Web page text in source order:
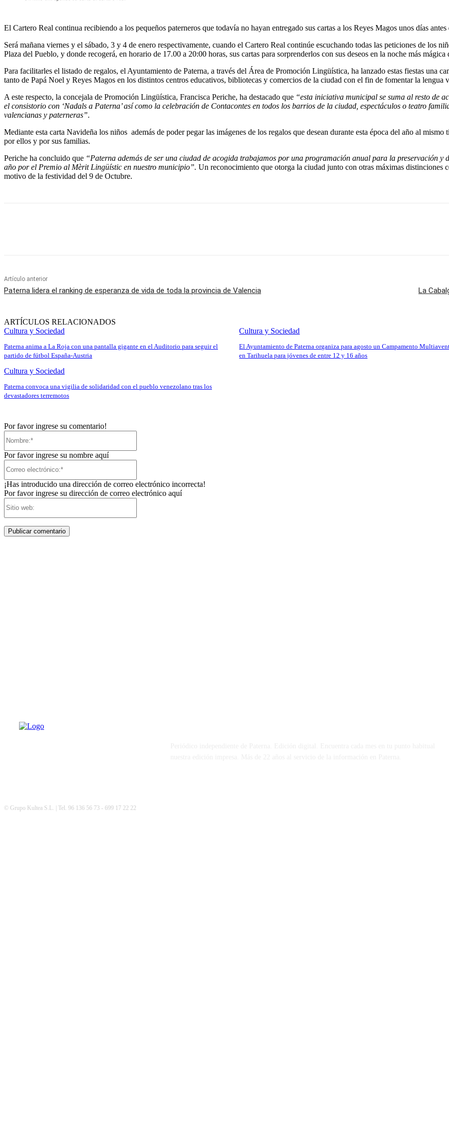
El Cartero Real continua recibiendo a los pequeños paterneros que todavía no hayan entregado sus cartas a los Reyes Magos unos días
Será mañana viernes y el sábado, 3 y 4 de enero respectivamente, cuando el Cartero Real continúe escuchando todas las peticiones de los
Plaza del Pueblo, y donde recogerá, en horario de 17.00 a 20:00 horas, sus cartas para sorprenderlos con sus deseos en la noche más mágica
Para facilitarles el listado de regalos, el Ayuntamiento de Paterna, a través del Área de Promoción Lingüística, ha lanzado estas fiestas una
tanto de Papá Noel y Reyes Magos en los distintos centros educativos, bibliotecas y comercios de la ciudad con el fin de fomentar la lengua
A este respecto, la concejala de Promoción Lingüística, Francisca Periche, ha destacado que “esta iniciativa municipal se suma al resto de
el consistorio con ‘Nadals a Paterna’ así como la celebración de Contacontes en todos los barrios de la ciudad, espectáculos o teatro
valencianas y paterneras”.
Mediante esta carta Navideña los niños además de poder pegar las imágenes de los regalos que desean durante esta época del año al
por ellos y por sus familias.
Periche ha concluido que “Paterna además de ser una ciudad de acogida trabajamos por una programación anual para la preservación y
año por el Premio al Mèrit Lingüístic en nuestro municipio”. Un reconocimiento que otorga la ciudad junto con otras máximas
motivo de la festividad del 9 de Octubre.
Artículo anterior
Paterna lidera el ranking de esperanza de vida de toda la provincia de Valencia La
ARTÍCULOS RELACIONADOS
Cultura y Sociedad
Paterna anima a La Roja con una pantalla gigante en el Auditorio para seguir el
partido de fútbol España-Austria
Cultura y Sociedad
El Ayuntamiento de Paterna organiza para agosto un Campamento
en Tarihuela para jóvenes de entre 12 y 16 años
Cultura y Sociedad
Paterna convoca una vigilia de solidaridad con el pueblo venezolano tras los
devastadores terremotos
Por favor ingrese su comentario!
Por favor ingrese su nombre aquí
¡Has introducido una dirección de correo electrónico incorrecta!
Por favor ingrese su dirección de correo electrónico aquí
© Grupo Kultea S.L. | Tel. 96 136 56 73 - 699 17 22 22